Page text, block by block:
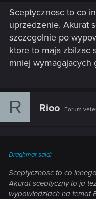
Sceptycznosc to co
uprzedzenie. Akurat
szczegolnie po
ktore to maja zbilzac
mniej wymagajacych
R Rioo Forum
Draghmar said:
Sceptycznosc to co
Akurat sceptyczny to ja
wypowiedziach na temat